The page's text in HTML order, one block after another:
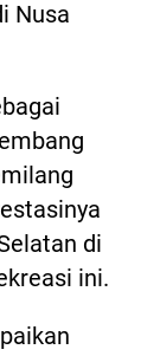
Nusa
di
ini.